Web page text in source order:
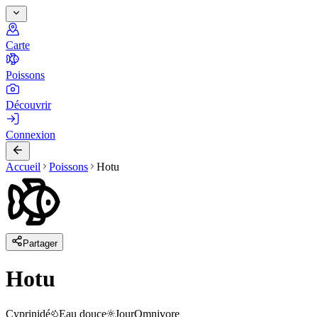
Carte
Poissons
Découvrir
Connexion
Accueil Poissons Hotu
Partager
Hotu
Cyprinidé Eau douce JourOmnivore